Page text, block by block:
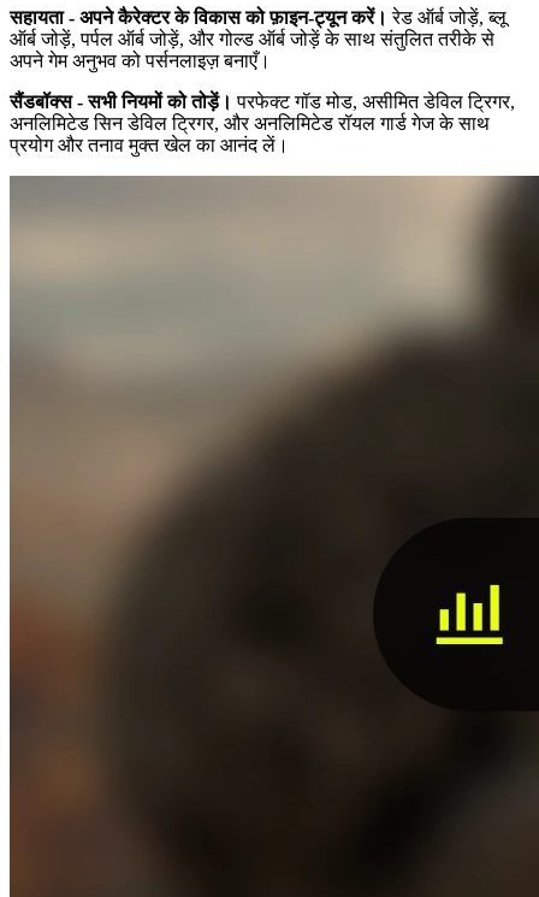
सहायता - अपने कैरेक्टर के विकास को फ़ाइन-ट्यून करें। रेड ऑर्ब जोड़ें, ब्लू
ऑर्ब जोड़ें, पर्पल ऑर्ब जोड़ें, और गोल्ड ऑर्ब जोड़ें के साथ संतुलित तरीके से
अपने गेम अनुभव को पर्सनलाइज़ बनाएँ।
सैंडबॉक्स - सभी नियमों को तोड़ें। परफेक्ट गॉड मोड, असीमित डेविल ट्रिगर,
अनलिमिटेड सिन डेविल ट्रिगर, और अनलिमिटेड रॉयल गार्ड गेज के साथ
प्रयोग और तनाव मुक्त खेल का आनंद लें।